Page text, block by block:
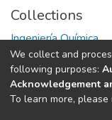
Collections
Ingeniería Química
Full item page
DSpace software
We collect and
following purposes:
Acknowledgement
To learn more, please